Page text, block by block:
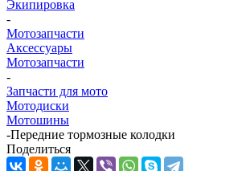
Экипировка
-
Мотозапчасти
Аксессуары
Мотозапчасти
-
Запчасти для мото
Мотодиски
Мотошины
-Передние тормозные колодки
Поделиться